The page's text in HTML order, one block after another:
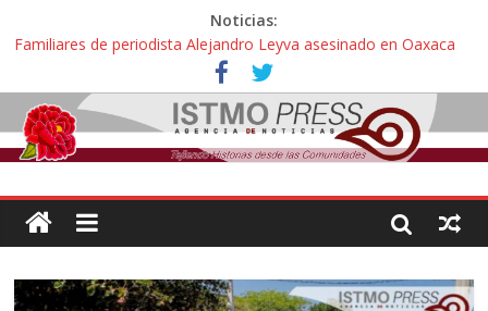
Noticias:
Familiares de periodista Alejandro Leyva asesinado en Oaxaca
protestan y exigen justicia en desfile de delegaciones
Alertan pescadores de Juchitán, Oaxaca de nuevo despojo de su
territorio para construir un parque eólico
Pescadores y comuneros ikoots detienen la extracción ilegal de
material pétreo de gravera Oyamel
ahora pescadores de Salinas del Marqués denuncian daños de
Pemex